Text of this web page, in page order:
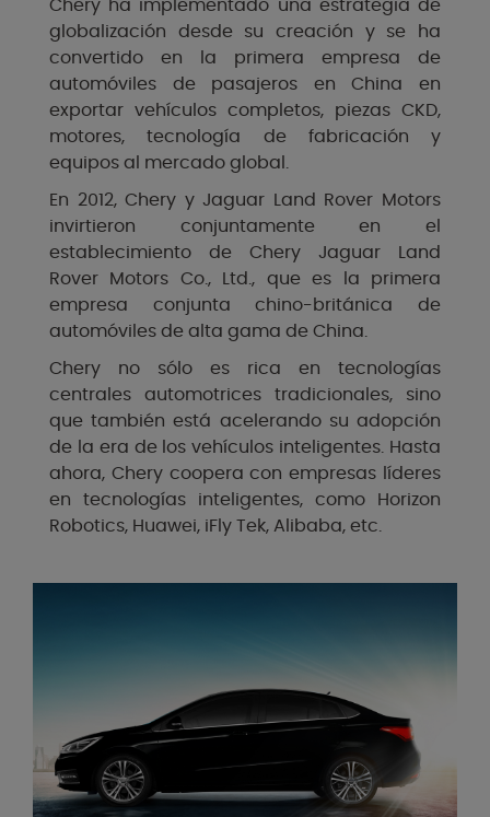
Chery ha implementado una estrategia de
globalización desde su creación y se ha
convertido en la primera empresa de
automóviles de pasajeros en China en
exportar vehículos completos, piezas CKD,
motores, tecnología de fabricación y
equipos al mercado global.
En 2012, Chery y Jaguar Land Rover Motors
invirtieron conjuntamente en el
establecimiento de Chery Jaguar Land
Rover Motors Co., Ltd., que es la primera
empresa conjunta chino-británica de
automóviles de alta gama de China.
Chery no sólo es rica en tecnologías
centrales automotrices tradicionales, sino
que también está acelerando su adopción
de la era de los vehículos inteligentes. Hasta
ahora, Chery coopera con empresas líderes
en tecnologías inteligentes, como Horizon
Robotics, Huawei, iFly Tek, Alibaba, etc.